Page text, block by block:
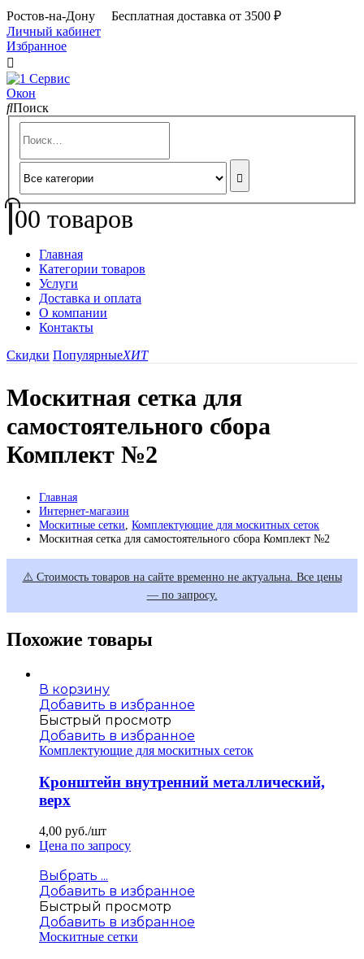
Ростов-на-Дону Бесплатная доставка от 3500 ₽
Личный кабинет
Избранное
Поиск
00 товаров
Главная
Категории товаров
Услуги
Доставка и оплата
О компании
Контакты
Скидки ПопулярныеХИТ
Москитная сетка для
самостоятельного сбора
Комплект №2
Главная
Интернет-магазин
Москитные сетки Комплектующие для москитных сеток
Москитная сетка для самостоятельного сбора Комплект №2
⚠️ Стоимость товаров на сайте временно не актуальна. Все цены
— по запросу.
Похожие товары
В корзину
Добавить в избранное
Быстрый просмотр
Добавить в избранное
Комплектующие для москитных сеток
Кронштейн внутренний металлический,
верх
4,00 руб./шт
Цена по запросу
Выбрать ...
Добавить в избранное
Быстрый просмотр
Добавить в избранное
Москитные сетки